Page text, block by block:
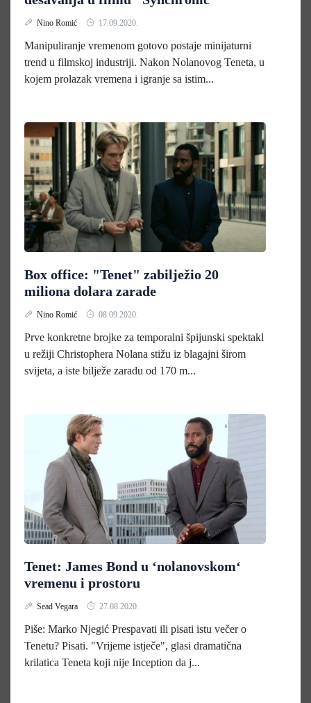
Nino Romić 17.09.2020.
Manipuliranje vremenom gotovo postaje minijaturni
trend u filmskoj industriji. Nakon Nolanovog Teneta, u
kojem prolazak vremena i igranje sa istim...
Box office: "Tenet" zabilježio 20
miliona dolara zarade
Nino Romić 08.09.2020.
Prve konkretne brojke za temporalni špijunski spektakl
u režiji Christophera Nolana stižu iz blagajni širom
svijeta, a iste bilježe zaradu od 170 m...
Tenet: James Bond u ‘nolanovskom‘
vremenu i prostoru
Sead Vegara 27.08.2020.
Piše: Marko Njegić Prespavati ili pisati istu večer o
Tenetu? Pisati. "Vrijeme istječe", glasi dramatična
krilatica Teneta koji nije Inception da j...